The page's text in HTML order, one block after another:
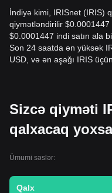
İndiyə kimi, IRISnet (IRIS)
qiymətləndirilir
$0.0001447 indi satın ala
Son 24 saatda ən yüksək
USD, və ən aşağı IRIS
Sizcə qiyməti
qalxacaq
Ümumi səslər:
Qalx